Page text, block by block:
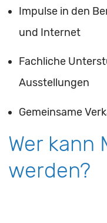
Impulse in den
und Internet
Fachliche
Ausstellungen
Gemeinsame
Wer kann
werden?